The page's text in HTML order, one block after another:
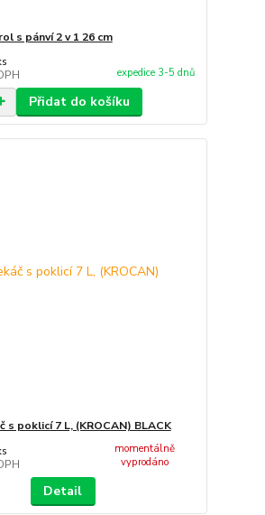
s pánví 2 v 1 26 cm
expedice 3-5 dnů
Přidat do košíku
s poklicí 7 L, (KROCAN) BLACK
momentálně
vyprodáno
Detail